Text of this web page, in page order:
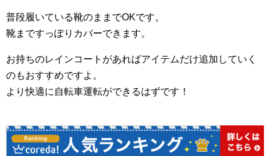
普段履いている靴のままでOKです。
靴まですっぽりカバーできます。
お持ちのレインコートがあればアイテムだけ追加していく
のもおすすめですよ。
より快適に自転車運転ができるはずです！